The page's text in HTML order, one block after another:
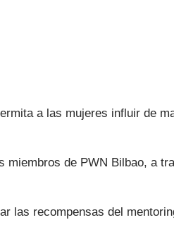
a las mujeres influir de
miembros de PWN Bilbao, a
las recompensas del